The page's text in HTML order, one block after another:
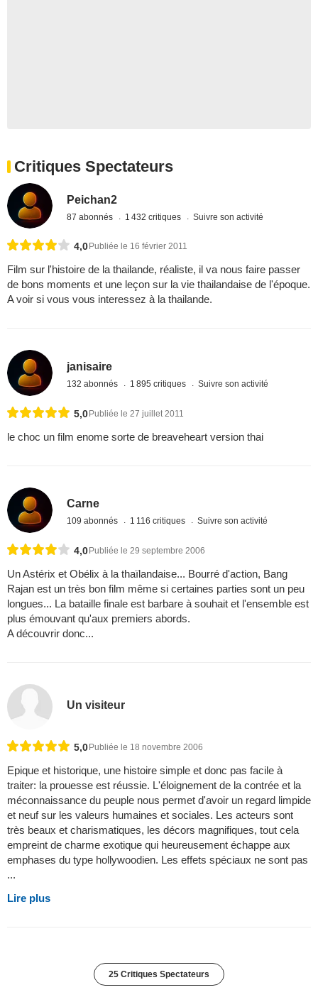
Critiques Spectateurs
Peichan2
87 abonnés 1 432 critiques Suivre son activité
4,0 Publiée le 16 février 2011
Film sur l'histoire de la thailande, réaliste, il va nous faire passer
de bons moments et une leçon sur la vie thailandaise de l'époque.
A voir si vous vous interessez à la thailande.
janisaire
132 abonnés 1 895 critiques Suivre son activité
5,0Publiée le 27 juillet 2011
le choc un film enome sorte de breaveheart version thai
Carne
109 abonnés 1 116 critiques Suivre son activité
4,0Publiée le 29 septembre 2006
Un Astérix et Obélix à la thaïlandaise... Bourré d'action, Bang
Rajan est un très bon film même si certaines parties sont un peu
longues... La bataille finale est barbare à souhait et l'ensemble est
plus émouvant qu'aux premiers abords.
A découvrir donc...
Un visiteur
5,0 Publiée le 18 novembre 2006
Epique et historique, une histoire simple et donc pas facile à
traiter: la prouesse est réussie. L'éloignement de la contrée et la
méconnaissance du peuple nous permet d'avoir un regard limpide
et neuf sur les valeurs humaines et sociales. Les acteurs sont
très beaux et charismatiques, les décors magnifiques, tout cela
empreint de charme exotique qui heureusement échappe aux
emphases du type hollywoodien. Les effets spéciaux ne sont pas
...
Lire plus
25 Critiques Spectateurs